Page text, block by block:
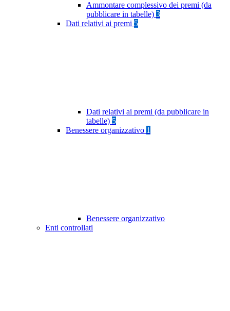
Ammontare complessivo dei premi (da
pubblicare in tabelle) 3
Dati relativi ai premi 5
Dati relativi ai premi (da pubblicare in
tabelle) 5
Benessere organizzativo 1
Benessere organizzativo
Enti controllati